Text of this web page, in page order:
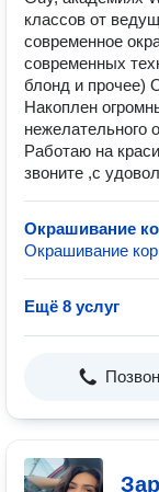
классов от
современное
современных
блонд и прочее)
Накоплен
нежелательного
Работаю на
звоните ,с
Окрашивание
Окрашивание
Ещё 8 услуг